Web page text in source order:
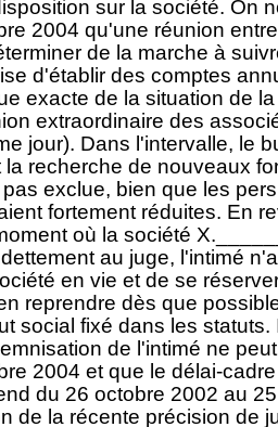
sur la société. On
2004 qu'une réunion
de la marche à
d'établir des comptes
exacte de la situation de
extraordinaire des
jour). Dans l'intervalle, le
la recherche de nouveaux
exclue, bien que les
fortement réduites. En
où la société
au juge, l'intimé
en vie et de se
reprendre dès que
social fixé dans les statuts.
de l'intimé ne
2004 et que le délai-
du 26 octobre 2002 au
de la récente précision de